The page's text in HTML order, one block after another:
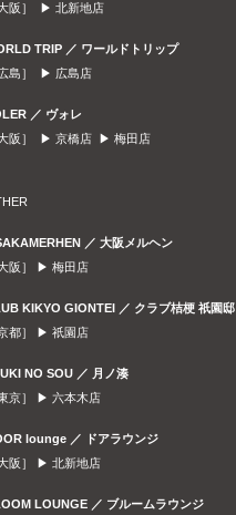
大阪］ ▶ 北新地店
TRIP ／ ワールドトリップ
広島］ ▶ 広島店
／ ヴォレ
大阪］ ▶ 京橋店 ▶ 梅田店
／ 大阪メルヘン
大阪］ ▶ 梅田店
KIKYO GIONTEI ／ クラブ桔梗 祇園邸
京都］ ▶ 祇園店
NO SOU ／ 月ノ湊
東京］ ▶ 六本木店
lounge ／ ドアラウンジ
大阪］ ▶ 北新地店
LOUNGE ／ ブルームラウンジ